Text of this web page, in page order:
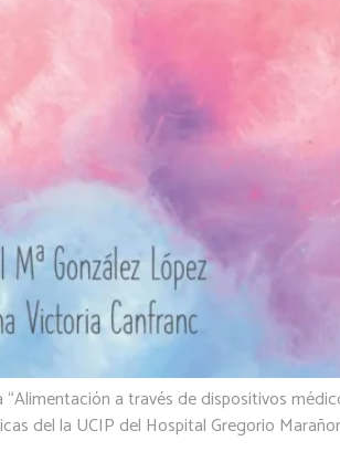
a través de dispositivos
del la UCIP del Hospital Gregorio